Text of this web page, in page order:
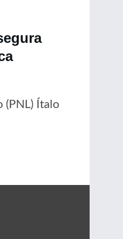
(PNL) Ítalo